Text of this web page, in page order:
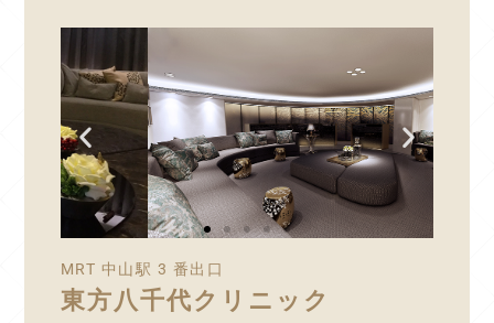
MRT 中山駅 3 番出口
東方八千代クリニック